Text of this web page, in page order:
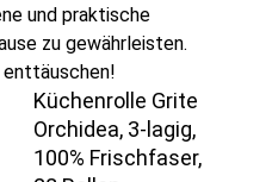
und praktische
zu gewährleisten.
Küchenrolle Grite
Orchidea, 3-lagig,
100% Frischfaser,